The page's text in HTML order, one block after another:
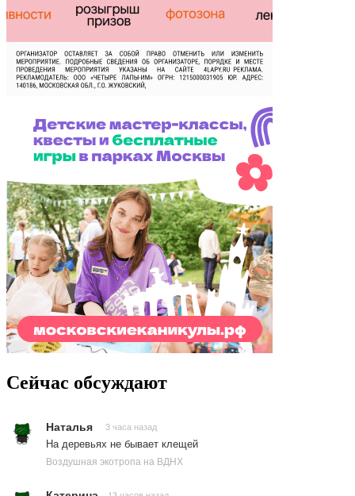
Сейчас обсуждают
Наталья 3 часа назад
На деревьях не бывает клещей
Воздушная экотропа на ВДНХ